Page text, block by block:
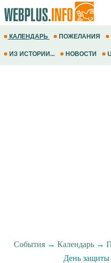
КАЛЕНДАРЬ ПОЖЕЛАНИЯ
ИЗ ИСТОРИИ... НОВОСТИ
События→ Календарь→
День защиты